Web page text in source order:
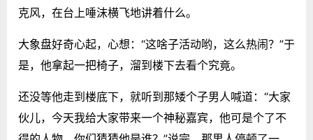
克风，在台上唾沫横飞地讲着什么。
大象盘好奇心起，心想：“这啥子活动哟，这么热闹？”于
是，他拿起一把椅子，溜到楼下去看个究竟。
还没等他走到楼底下，就听到那矮个子男人喊道：“大家
伙儿，今天我给大家带来一个神秘嘉宾，他可是个了不